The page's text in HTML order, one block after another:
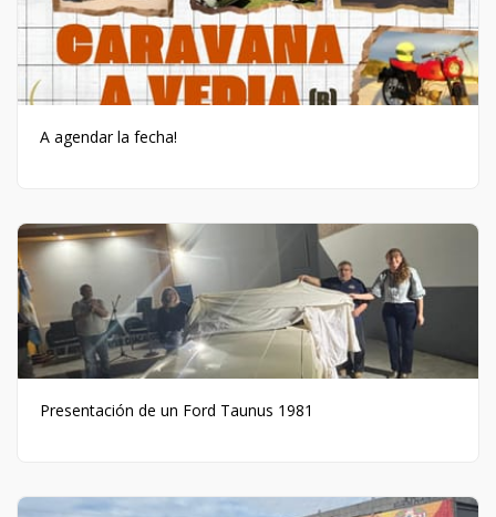
A agendar la fecha!
Presentación de un Ford Taunus 1981